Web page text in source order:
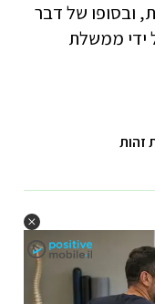
ובסופו של דבר
ידי ממשלת
זהות